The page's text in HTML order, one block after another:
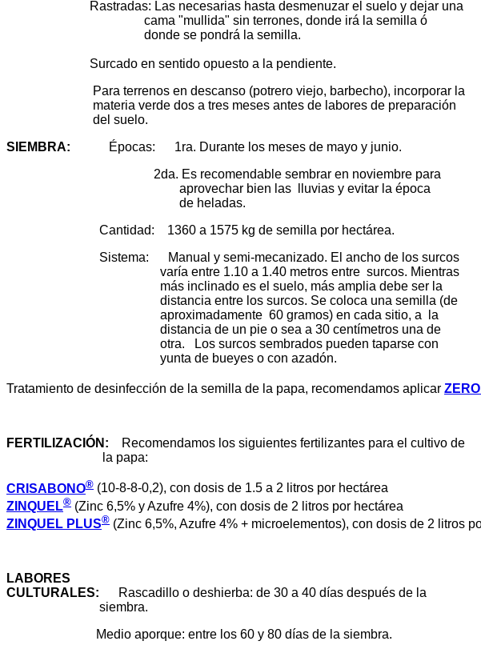
Rastradas: Las necesarias hasta desmenuzar el suelo y dejar una
cama "mullida" sin terrones, donde irá la semilla ó
donde se pondrá la semilla.
Surcado en sentido opuesto a la pendiente.
Para terrenos en descanso (potrero viejo, barbecho), incorporar la
materia verde dos a tres meses antes de labores de preparación
del suelo.
SIEMBRA:
Épocas: 1ra. Durante los meses de mayo y junio.
2da. Es recomendable sembrar en noviembre para
aprovechar bien las lluvias y evitar la época
de heladas.
Cantidad: 1360 a 1575 kg de semilla por hectárea.
Sistema: Manual y semi-mecanizado. El ancho de los surcos
varía entre 1.10 a 1.40 metros entre surcos. Mientras
más inclinado es el suelo, más amplia debe ser la
distancia entre los surcos. Se coloca una semilla (de
aproximadamente 60 gramos) en cada sitio, a la
distancia de un pie o sea a 30 centímetros una de
otra. Los surcos sembrados pueden taparse con
yunta de bueyes o con azadón.
Tratamiento de desinfección de la semilla de la papa, recomendamos aplicar
FERTILIZACIÓN : Recomendamos los siguientes fertilizantes para el cultivo de
la papa:
CRISABONO® (10-8-8-0,2), con dosis de 1.5 a 2 litros por hectárea
ZINQUEL® (Zinc 6,5% y Azufre 4%), con dosis de 2 litros por hectárea
ZINQUEL PLUS® (Zinc 6,5%, Azufre 4% + microelementos), con dosis de 2 litros
LABORES
CULTURALES:
Rascadillo o deshierba: de 30 a 40 días después de la
siembra.
Medio aporque: entre los 60 y 80 días de la siembra.